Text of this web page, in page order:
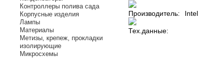
Контроллеры полива сада
Корпусные изделия
Лампы
Материалы
Метизы, крепеж, прокладки
изолирующие
Микросхемы
Производитель: Intel
Тех.данные: